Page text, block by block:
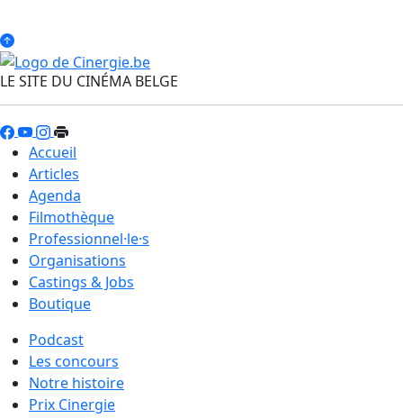
LE SITE DU CINÉMA BELGE
Accueil
Articles
Agenda
Filmothèque
Professionnel·le·s
Organisations
Castings & Jobs
Boutique
Podcast
Les concours
Notre histoire
Prix Cinergie